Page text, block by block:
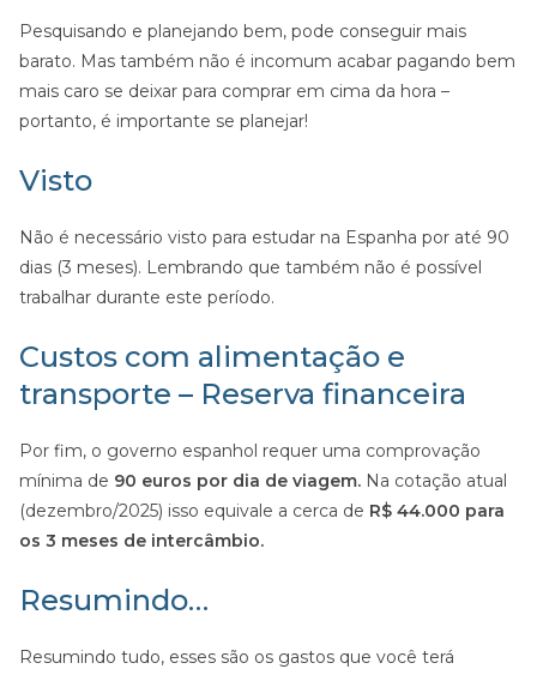
Pesquisando e planejando bem, pode conseguir mais
barato. Mas também não é incomum acabar pagando bem
mais caro se deixar para comprar em cima da hora –
portanto, é importante se planejar!
Visto
Não é necessário visto para estudar na Espanha por até 90
dias (3 meses). Lembrando que também não é possível
trabalhar durante este período.
Custos com alimentação e
transporte – Reserva financeira
Por fim, o governo espanhol requer uma comprovação
mínima de 90 euros por dia de viagem. Na cotação atual
(dezembro/2025) isso equivale a cerca de R$ 44.000 para
os 3 meses de intercâmbio.
Resumindo…
Resumindo tudo, esses são os gastos que você terá